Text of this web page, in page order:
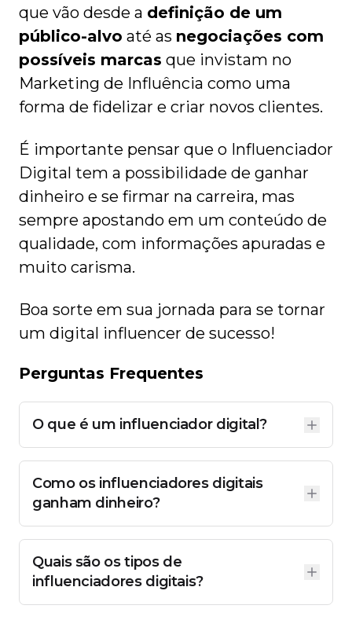
que vão desde a definição de um
público-alvo até as negociações com
possíveis marcas que invistam no
Marketing de Influência como uma
forma de fidelizar e criar novos clientes.
É importante pensar que o Influenciador
Digital tem a possibilidade de ganhar
dinheiro e se firmar na carreira, mas
sempre apostando em um conteúdo de
qualidade, com informações apuradas e
muito carisma.
Boa sorte em sua jornada para se tornar
um digital influencer de sucesso!
Perguntas Frequentes
O que é um influenciador digital?
monetizar com a criação de um conteúdo autoral.
Como os influenciadores digitais
ganham dinheiro?
Quais são os tipos de
influenciadores digitais?